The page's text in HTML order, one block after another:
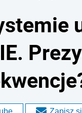
Zapisz